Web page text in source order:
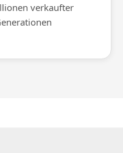
verkaufter